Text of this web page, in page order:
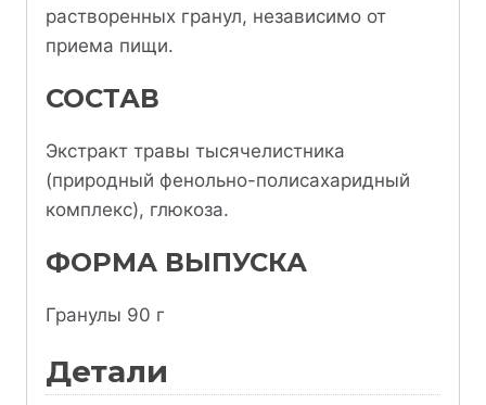
растворенных гранул, независимо от
приема пищи.
СОСТАВ
Экстракт травы тысячелистника
(природный фенольно-полисахаридный
комплекс), глюкоза.
ФОРМА ВЫПУСКА
Гранулы 90 г
Детали